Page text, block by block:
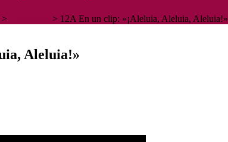
> > 12A En un clip: «¡Aleluia, Aleluia, Aleluia!»
Aleluia!»